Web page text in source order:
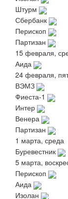
Штурм
Сбербанк
Перископ
Партизан
15 февраля,
Аида
24 февраля,
ВЭМЗ
Фиеста-1
Интер
Венера
Партизан
1 марта, среда
Буревестник
5 марта,
Перископ
Аида
Изолан